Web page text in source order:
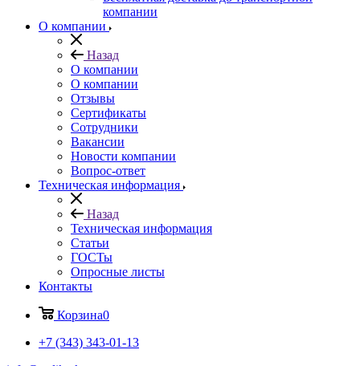
компании
О компании
Назад
О компании
О компании
Отзывы
Сертификаты
Сотрудники
Вакансии
Новости компании
Вопрос-ответ
Техническая информация
Назад
Техническая информация
Статьи
ГОСТы
Опросные листы
Контакты
Корзина0
+7 (343) 343-01-13